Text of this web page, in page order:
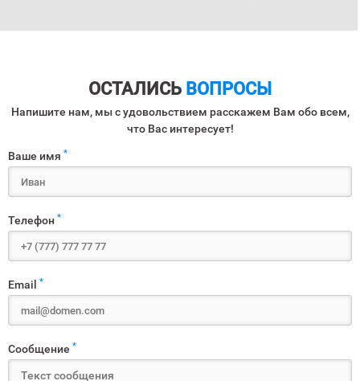
ОСТАЛИСЬ ВОПРОСЫ
Напишите нам, мы с удовольствием расскажем Вам обо всем,
что Вас интересует!
Ваше имя *
Телефон *
Email *
Сообщение *